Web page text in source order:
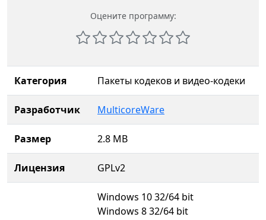
Оцените программу:
Категория Пакеты кодеков и видео-кодеки
Разработчик MulticoreWare
Размер 2.8 MB
Лицензия GPLv2
Windows 10 32/64 bit
Windows 8 32/64 bit